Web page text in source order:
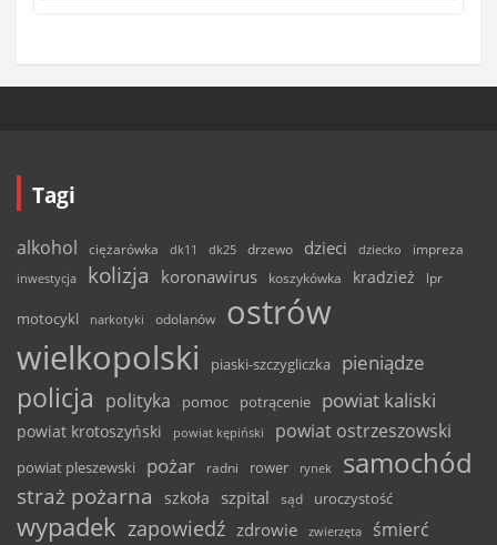
Tagi
alkohol ciężarówka dk11 dk25 drzewo dzieci dziecko
impreza
inwestycja
kolizja koronawirus koszykówka kradzież lpr
motocykl narkotyki odolanów
ostrów
wielkopolski
piaski-szczygliczka pieniądze
policja polityka pomoc potrącenie powiat kaliski
powiat krotoszyński powiat kępiński powiat ostrzeszowski
powiat pleszewski pożar radni rower rynek samochód
straż pożarna szkoła szpital sąd uroczystość
wypadek zapowiedź zdrowie zwierzęta śmierć